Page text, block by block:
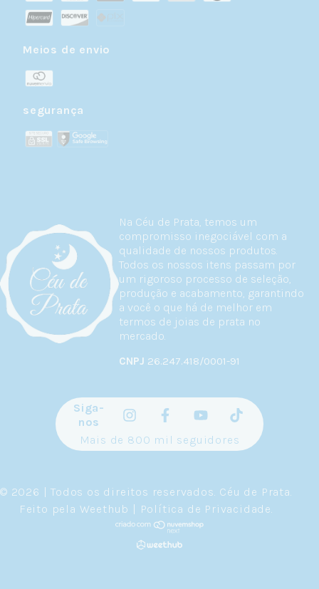
Na Céu de Prata, temos um
compromisso inegociável com a
qualidade de nossos produtos.
Todos os nossos itens passam por
um rigoroso processo de seleção,
produção e acabamento, garantindo
a você o que há de melhor em
termos de joias de prata no
mercado.
CNPJ 26.247.418/0001-91
Meios de envio
segurança
Siga-
nos
Mais de 800 mil seguidores
© 2026 | Todos os direitos reservados. Céu de Prata
Feito pela Weethub | Política de Privacidade